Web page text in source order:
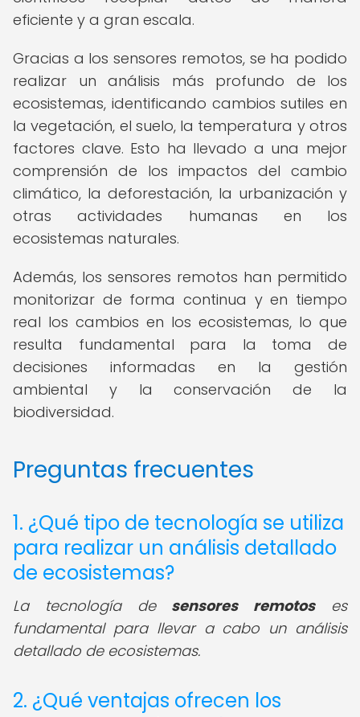
eficiente y a gran escala.
Gracias a los sensores remotos, se ha podido
realizar un análisis más profundo de los
ecosistemas, identificando cambios sutiles en
la vegetación, el suelo, la temperatura y otros
factores clave. Esto ha llevado a una mejor
comprensión de los impactos del cambio
climático, la deforestación, la urbanización y
otras actividades humanas en los
ecosistemas naturales.
Además, los sensores remotos han permitido
monitorizar de forma continua y en tiempo
real los cambios en los ecosistemas, lo que
resulta fundamental para la toma de
decisiones informadas en la gestión
ambiental y la conservación de la
biodiversidad.
Preguntas frecuentes
1. ¿Qué tipo de tecnología se utiliza
para realizar un análisis detallado
de ecosistemas?
La tecnología de sensores remotoses
fundamental para llevar a cabo un análisis
detallado de ecosistemas.
2. ¿Qué ventajas ofrecen los